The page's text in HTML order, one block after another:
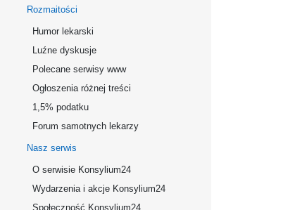
Rozmaitości
Humor lekarski
Luźne dyskusje
Polecane serwisy www
Ogłoszenia różnej treści
1,5% podatku
Forum samotnych lekarzy
Nasz serwis
O serwisie Konsylium24
Wydarzenia i akcje Konsylium24
Społeczność Konsylium24